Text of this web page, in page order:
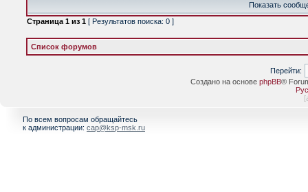
Показать
Страница 1 из 1 [ Результатов поиска: 0 ]
Список форумов
Перейти:
Создано на основе phpBB®
[
По всем вопросам обращайтесь
к администрации: cap@ksp-msk.ru